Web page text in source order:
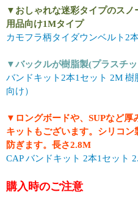
▼おしゃれな迷彩タイプのスノ
用品向け1Mタイプ
カモフラ柄タイダウンベルト2
▼バックルが樹脂製(プラスチ
バンドキット2本1セット 2M
向け）
▼ロングボードや、SUPなど厚
キットもございます。シリコ
防ぎます。長さ2.8M
CAP バンドキット 2本1セット
購入時のご注意